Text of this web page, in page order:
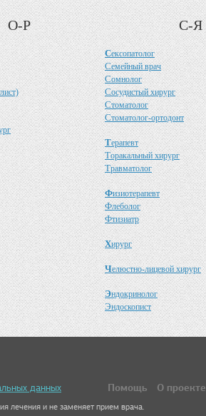
О-Р С-Я
Сексопатолог
Семейный врач
Сомнолог
Сосудистый хирург
Стоматолог
Стоматолог-ортодонт
Терапевт
Торакальный хирург
Травматолог
Физиотерапевт
Флеболог
Фтизиатр
Хирург
Челюстно-лицевой хирург
Эндокринолог
Эндоскопист
данных Помощь О проекте
лечения и не заменяет прием врача.